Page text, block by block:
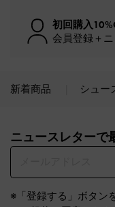
初回購入
会員登録＋
新着商品 シュー
ニュースレターで
※「登録する」ボタン